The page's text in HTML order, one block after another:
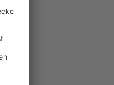
alle Erlebnisse